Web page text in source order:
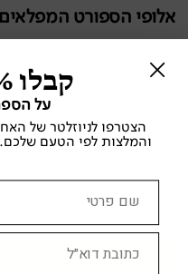
אלופי הספורט המפלאים
שלמה אבס
קבלו 15% הנחה
על
הצטרפו לניוזלטר של
והמלצות לפי הטעם